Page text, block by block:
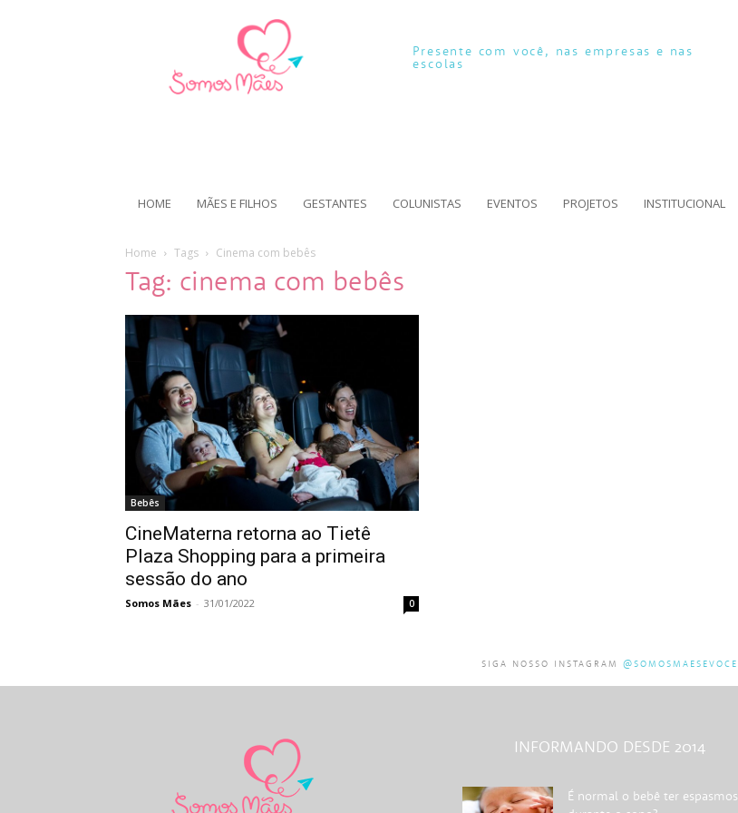
Presente com você, nas empresas e nas
escolas
HOME MÃES E FILHOS GESTANTES COLUNISTAS EVENTOS PROJETOS INSTITUCIONAL
Home Tags Cinema com bebês
Tag: cinema com bebês
Bebês
CineMaterna retorna ao Tietê
Plaza Shopping para a primeira
sessão do ano
Somos Mães - 31/01/2022 0
SIGA NOSSO INSTAGRAM @SOMOSMAESEVOCE
INFORMANDO DESDE 2014
É normal o bebê ter espasmos